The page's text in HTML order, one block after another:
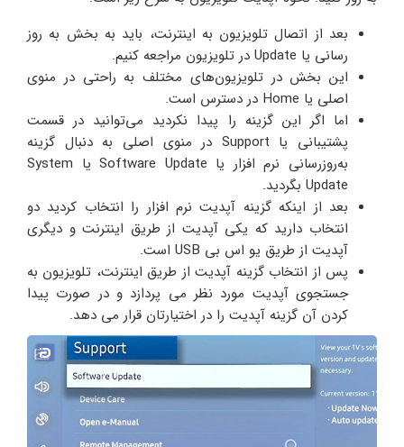
بعد از اتصال تلویزیون به اینترنت، باید به بخش به روز
رسانی یا Update در تلویزیون مراجعه کنیم.
این بخش در تلویزیون‌های مختلف به راحتی در منوی
اصلی یا Home در دسترس است.
اما اگر این گزینه را پیدا نکردید می‌توانید در قسمت
پشتیبانی یا Support در منوی اصلی به دنبال گزینه
به‌روزرسانی نرم افزار یا Software Update یا System
Update بگردید.
بعد از اینکه گزینه آپدیت نرم افزار را انتخاب کردید دو
انتخاب دارید که یکی آپدیت از طریق اینترنت و دیگری
آپدیت از طریق یو اس بی USB است.
پس از انتخاب گزینه آپدیت از طریق اینترنت، تلویزیون به
جستجوی آپدیت مورد نظر می‌ پردازد و در صورت پیدا
کردن آن گزینه آپدیت را در اختیارتان قرار می‌ دهد.